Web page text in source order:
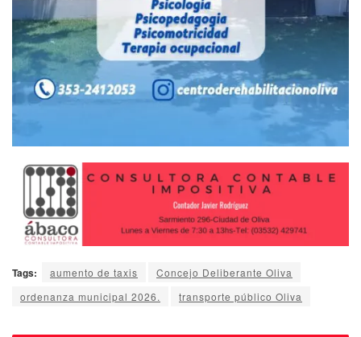
Tags: aumento de taxis
Concejo Deliberante Oliva
ordenanza municipal 2026.
transporte público Oliva